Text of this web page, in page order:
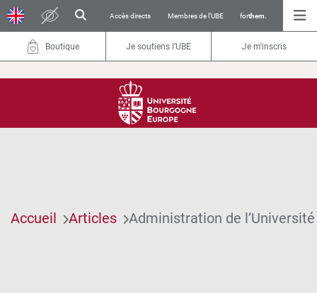
Accès directs Membres de l’UBE forthem.
Boutique Je soutiens l’UBE Je m'inscris
Accueil Articles Administration de l’Université